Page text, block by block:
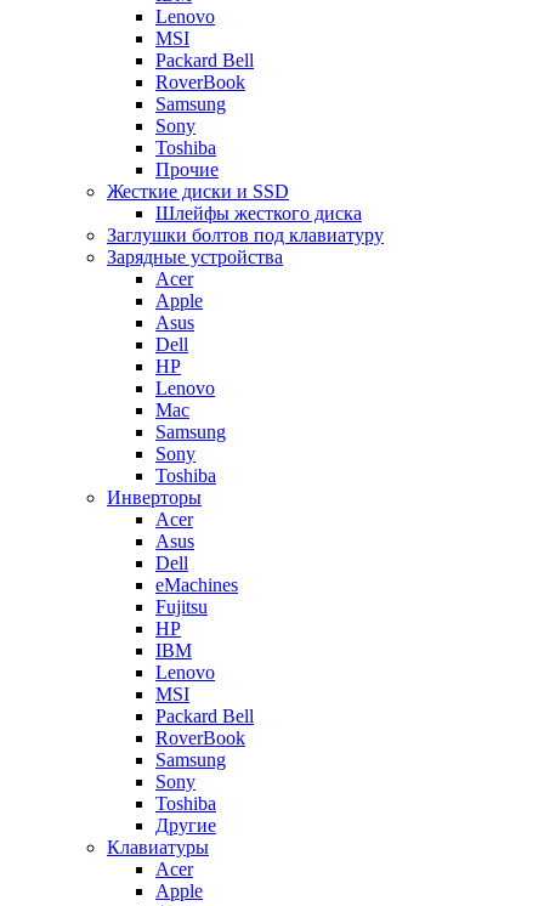
Lenovo
MSI
Packard Bell
RoverBook
Samsung
Sony
Toshiba
Прочие
Жесткие диски и SSD
Шлейфы жесткого диска
Заглушки болтов под клавиатуру
Зарядные устройства
Acer
Apple
Asus
Dell
HP
Lenovo
Mac
Samsung
Sony
Toshiba
Инверторы
Acer
Asus
Dell
eMachines
Fujitsu
HP
IBM
Lenovo
MSI
Packard Bell
RoverBook
Samsung
Sony
Toshiba
Другие
Клавиатуры
Acer
Apple